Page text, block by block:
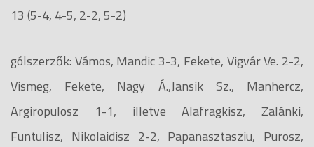
13 (5-4, 4-5, 2-2, 5-2)
gólszerzők: Vámos, Mandic 3-3, Fekete, Vigvár Ve. 2-2,
Vismeg, Fekete, Nagy Á.,Jansik Sz., Manhercz,
Argiropulosz 1-1, illetve Alafragkisz, Zalánki,
Funtulisz, Nikolaidisz 2-2, Papanasztasziu, Purosz,